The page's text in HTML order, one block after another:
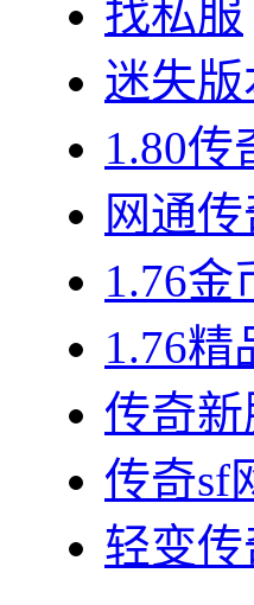
找私服
迷失
1.80传
网通
1.76金
1.76精
传奇新
传奇sf
轻变传